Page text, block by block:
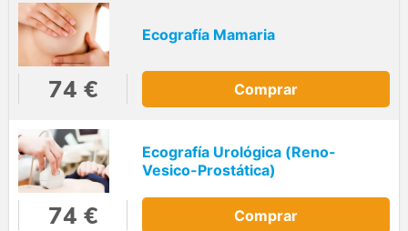
Ecografía Mamaria
74 € Comprar
Ecografía Urológica (Reno-
Vesico-Prostática)
74 € Comprar